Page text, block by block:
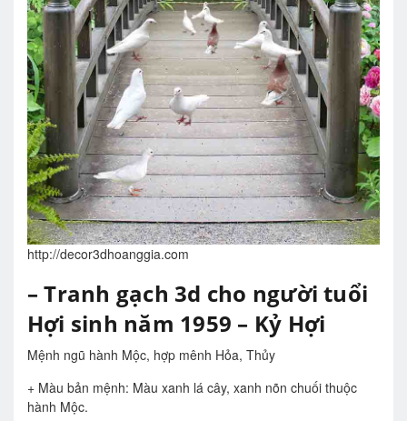
http://decor3dhoanggia.com
– Tranh gạch 3d cho người tuổi
Hợi sinh năm 1959 – Kỷ Hợi
Mệnh ngũ hành Mộc, hợp mênh Hỏa, Thủy
+ Màu bản mệnh: Màu xanh lá cây, xanh nõn chuối thuộc
hành Mộc.